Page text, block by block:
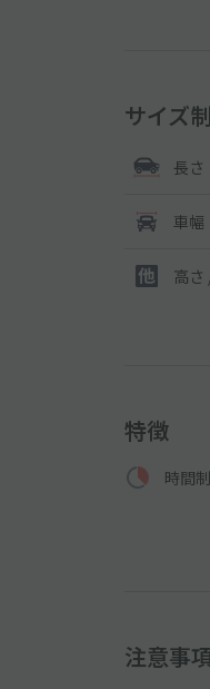
サイズ
長さ
車幅
高さ
特徴
時間
注意事